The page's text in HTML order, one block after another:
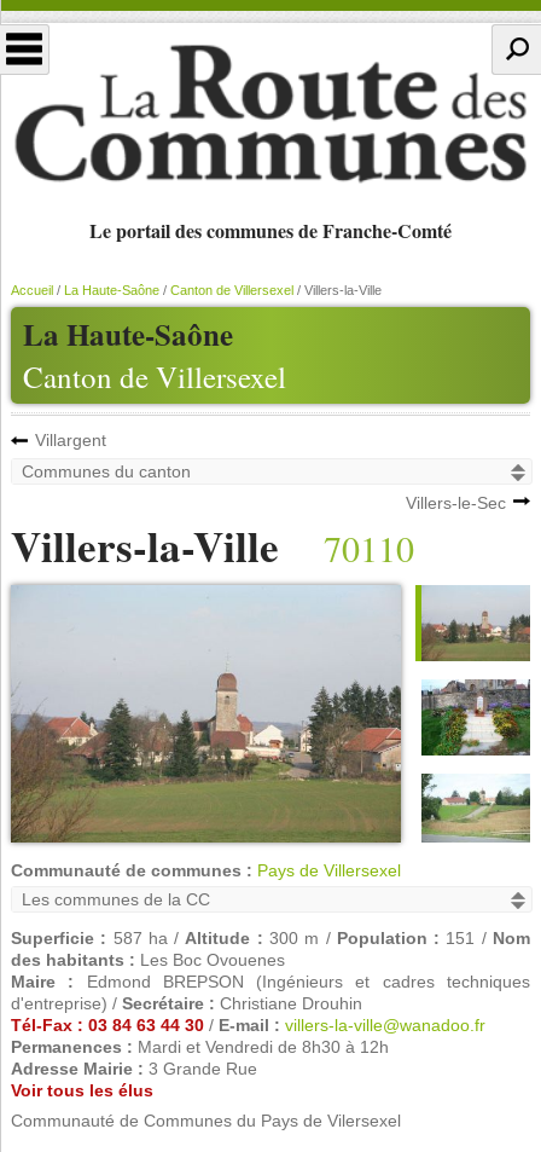
Le portail des communes de Franche-Comté
La Haute-Saône
Canton de Villersexel
Accueil/ La Haute-Saône/ Canton de Villersexel/ Villers-la-Ville
Villargent
Villers-le-Sec
Villers-la-Ville 70110
Communauté de communes : Pays de Villersexel
Superficie : 587 ha / Altitude : 300 m / Population : 151 / Nom
des habitants : Les Boc Ovouenes
Maire : Edmond BREPSON (Ingénieurs et cadres techniques
d'entreprise) / Secrétaire : Christiane Drouhin
Tél-Fax : 03 84 63 44 30/ E-mail : villers-la-ville@wanadoo.fr
Permanences : Mardi et Vendredi de 8h30 à 12h
Adresse Mairie : 3 Grande Rue
Voir tous les élus
Communauté de Communes du Pays de Vilersexel